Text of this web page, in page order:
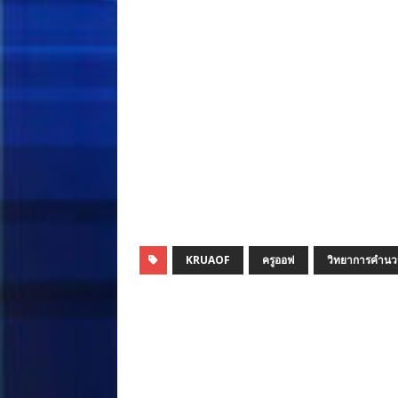
KRUAOF ครูออฟ วิทยาการคำน